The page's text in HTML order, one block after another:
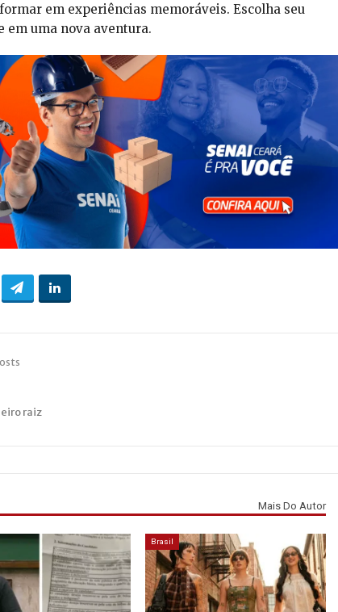
em experiências memoráveis. Escolha seu
em uma nova aventura.
raiz
Mais Do Autor
Brasil